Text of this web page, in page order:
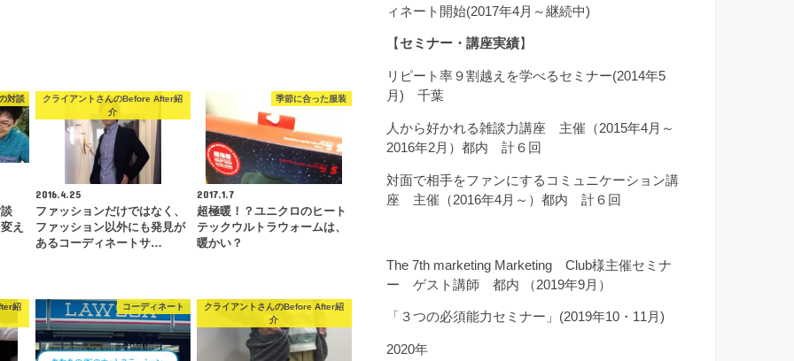
対談
談
え
クライアントさんのBefore After紹
介
2016.4.25
ファッションだけではなく、
ファッション以外にも発見が
あるコーディネートサ…
季節に合った服装
2017.1.7
超極暖！？ユニクロのヒート
テックウルトラウォームは、
暖かい？
紹 コーディネート
クライアントさんのBefore After紹
介
ィネート開始(2017年4月～継続中)
【 セミナー・講座実績】
リピート率９割越えを学べるセミナー(2014年5
月) 千葉
人から好かれる雑談力講座 主催（2015年4月～
2016年2月）都内 計６回
対面で相手をファンにするコミュニケーション講
座 主催（2016年4月～）都内 計６回
The 7th marketing Marketing Club様主催セミナ
ー ゲスト講師 都内 （2019年9月）
「３つの必須能力セミナー」(2019年10・11月)
2020年